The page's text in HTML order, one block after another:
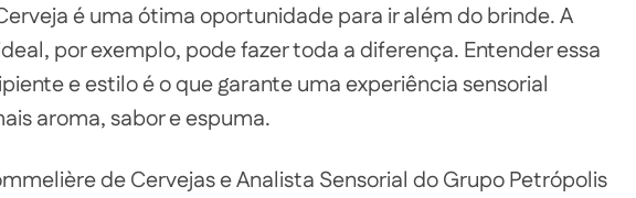
é uma ótima oportunidade para ir além do brinde. A
por exemplo, pode fazer toda a diferença. Entender essa
e estilo é o que garante uma experiência sensorial
aroma, sabor e espuma.
de Cervejas e Analista Sensorial do Grupo Petrópolis